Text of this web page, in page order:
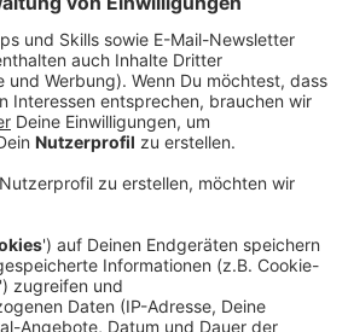
damit das erste Mal seit fast
über 35 (35,1).
und ihren Folgen. Die vermehrten
Kreis-Gesundheitsamt
zurück.